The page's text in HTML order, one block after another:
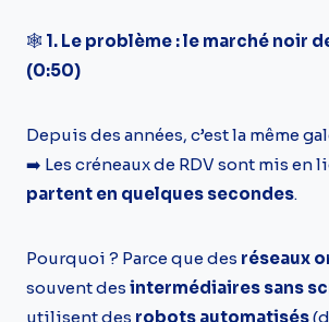
🕸️ 1. Le problème : le marché noir
(0:50)
Depuis des années, c’est la même
➡️ Les créneaux de RDV sont mis en
partent en quelques secondes.
Pourquoi ? Parce que des réseaux
souvent des intermédiaires sans
utilisent des robots automatisés